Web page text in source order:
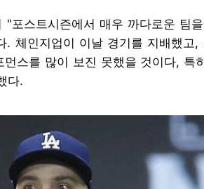
포스트시즌에서 매우 까다로운 팀
. 체인지업이 이날 경기를 지배했고,
스를 많이 보진 못했을 것이다, 특
다.